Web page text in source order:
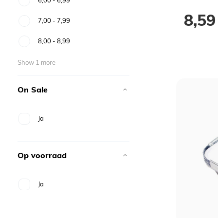
7,00 - 7,99
8,00 - 8,99
Show 1 more
On Sale
Ja
Op voorraad
Ja
8,59